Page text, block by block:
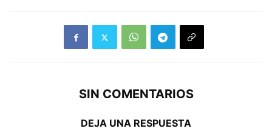
SIN COMENTARIOS
DEJA UNA RESPUESTA